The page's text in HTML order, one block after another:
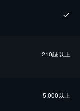
210誌以上
5,000以上